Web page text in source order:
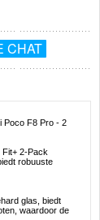
CHAT
Poco F8 Pro - 2
Fit+ 2-Pack
robuuste
glas, biedt
waardoor de